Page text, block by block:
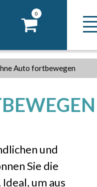
0
Auto fortbewegen
und
Sie die
um aus